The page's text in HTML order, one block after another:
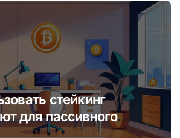
стейкинг
для пассивного
году